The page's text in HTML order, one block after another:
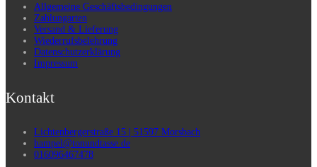
Allgemeine Geschäftsbedingungen
Zahlungarten
Versand & Lieferung
Wiederrufsbelehrung
Datenschutzerklärung
Impressum
Kontakt
Lichtenbergerstraße 15 | 51597 Morsbach
hampel@tonundtasse.de
016096467478